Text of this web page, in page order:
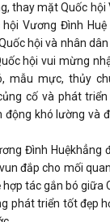
thay mặt Quốc hội
hội Vương Đình
hội và nhân
hội vui mừng
mẫu mực, thủy
cố và phát
khó lường và
Đình Huệkhẳng
đắp cho mối
tác gắn bó giữa
phát triển tốt đẹp